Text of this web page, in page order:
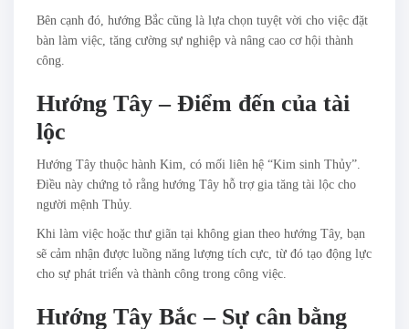
Bên cạnh đó, hướng Bắc cũng là lựa chọn tuyệt vời cho việc đặt
bàn làm việc, tăng cường sự nghiệp và nâng cao cơ hội thành
công.
Hướng Tây – Điểm đến của tài
lộc
Hướng Tây thuộc hành Kim, có mối liên hệ “Kim sinh Thủy”.
Điều này chứng tỏ rằng hướng Tây hỗ trợ gia tăng tài lộc cho
người mệnh Thủy.
Khi làm việc hoặc thư giãn tại không gian theo hướng Tây, bạn
sẽ cảm nhận được luồng năng lượng tích cực, từ đó tạo động lực
cho sự phát triển và thành công trong công việc.
Hướng Tây Bắc – Sự cân bằng